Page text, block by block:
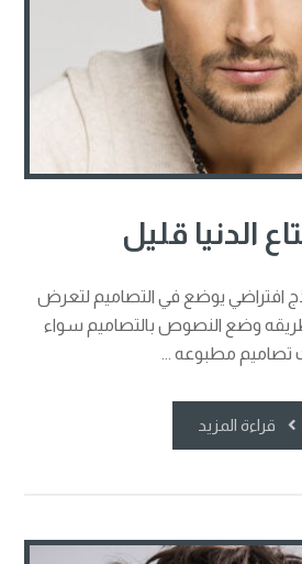
الدنيا قليل
افتراضي يوضع في التصاميم لتعرض
وضع النصوص بالتصاميم سواء
تصاميم مطبوعه ...
قراءة المزيد